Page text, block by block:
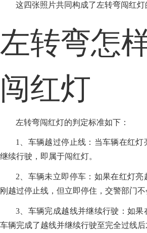
这四张照片共同构成了左转弯闯红灯
左转弯怎
闯红灯
左转弯闯红灯的判定标准如下：
1、车辆越过停止线：当车辆在红
继续行驶，即属于闯红灯。
2、车辆未立即停车：如果在红灯亮
刚越过停止线，但立即停住，交警部门不
3、车辆完成越线并继续行驶：如果
车辆完成了越线并继续行驶至完全过线后